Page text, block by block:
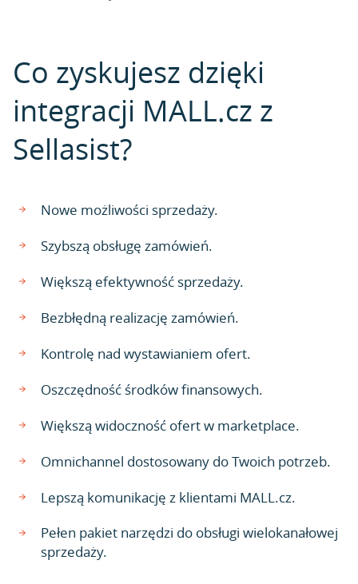
Co zyskujesz dzięki
integracji MALL.cz z
Sellasist?
Nowe możliwości sprzedaży.
Szybszą obsługę zamówień.
Większą efektywność sprzedaży.
Bezbłędną realizację zamówień.
Kontrolę nad wystawianiem ofert.
Oszczędność środków finansowych.
Większą widoczność ofert w marketplace.
Omnichannel dostosowany do Twoich potrzeb.
Lepszą komunikację z klientami MALL.cz.
Pełen pakiet narzędzi do obsługi wielokanałowej
sprzedaży.